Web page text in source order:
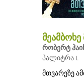
რობერტ
პალიტრა L
მთვარეზე